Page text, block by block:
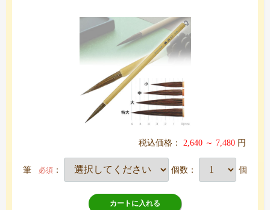
税込価格： 2,640 ～ 7,480 円
筆 必須 ： 個数： 個
カートに入れる